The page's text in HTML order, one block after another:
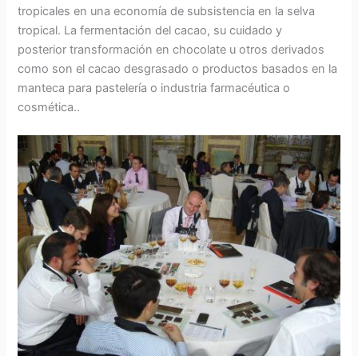
tropicales en una economía de subsistencia en la selva
tropical. La fermentación del cacao, su cuidado y
posterior transformación en chocolate u otros derivados
como son el cacao desgrasado o productos basados en la
manteca para pastelería o industria farmacéutica o
cosmética..